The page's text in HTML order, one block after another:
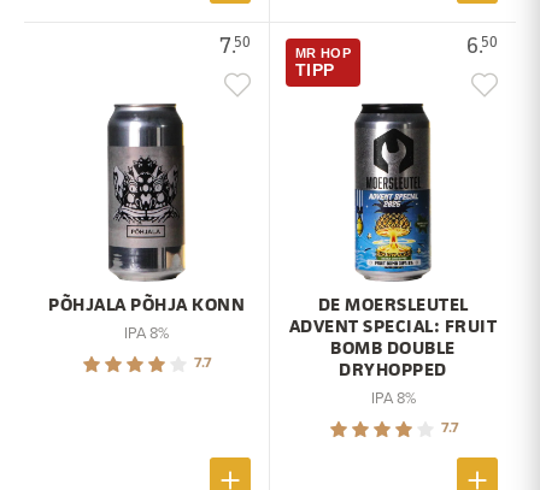
7.50
PÕHJALA PÕHJA KONN
IPA 8%
7.7
6.50
MR HOP
TIPP
DE MOERSLEUTEL
ADVENT SPECIAL: FRUIT
BOMB DOUBLE
DRYHOPPED
IPA 8%
7.7